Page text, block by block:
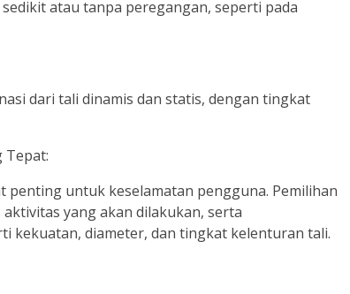
atau tanpa peregangan, seperti pada
dari tali dinamis dan statis, dengan tingkat
Tepat:
untuk keselamatan pengguna. Pemilihan
yang akan dilakukan, serta
kekuatan, diameter, dan tingkat kelenturan tali.